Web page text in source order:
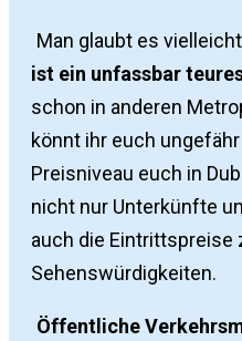
Man glaubt es
ist ein unfassbar
schon in anderen
könnt ihr euch
Preisniveau euch in
nicht nur Unterkünfte
auch die Eintrittspreise
Sehenswürdigkeiten.
Öffentliche